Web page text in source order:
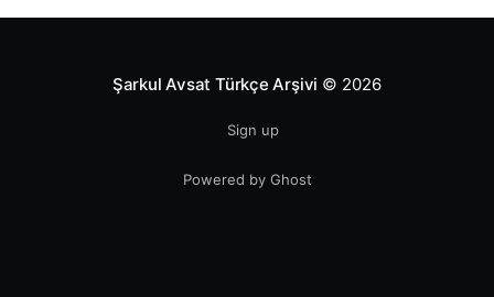
Şarkul Avsat Türkçe Arşivi © 2026
Sign up
Powered by Ghost